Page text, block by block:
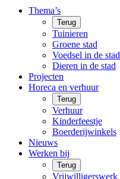
Thema’s
Terug
Tuinieren
Groene stad
Voedsel in de stad
Dieren in de stad
Projecten
Horeca en verhuur
Terug
Verhuur
Kinderfeestje
Boerderijwinkels
Nieuws
Werken bij
Terug
Vrijwilligerswerk